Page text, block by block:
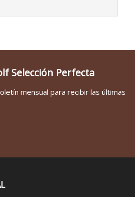
Selección Perfecta
mensual para recibir las últimas